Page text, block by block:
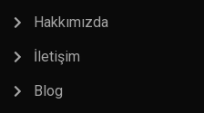
Hakkımızda
İletişim
Blog